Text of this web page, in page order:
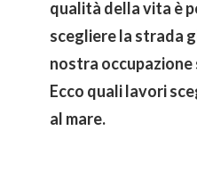
qualità della vita è
scegliere la strada
nostra
Ecco quali lavori
al mare.